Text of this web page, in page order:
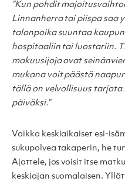
”Kun pohdit
Linnanherra tai piispa saa
talonpoika suuntaa
hospitaaliin tai luostariin.
makuusijoja ovat
mukana voit päästä
tällä on velvollisuus tarjota
päiväksi.”
Vaikka keskiaikaiset esi-
sukupolvea takaperin, he
Ajattele, jos voisit itse
keskiajan suomalaisen.